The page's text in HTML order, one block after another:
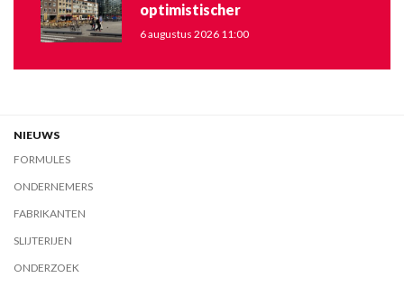
optimistischer
6 augustus 2026 11:00
NIEUWS
FORMULES
ONDERNEMERS
FABRIKANTEN
SLIJTERIJEN
ONDERZOEK